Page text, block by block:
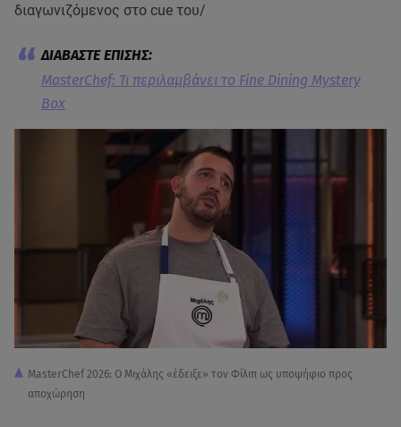
διαγωνιζόμενος στο cue του/
MasterChef: Τι περιλαμβάνει το Fine Dining Mystery
Box
MasterChef 2026: Ο Μιχάλης «έδειξε» τον Φίλιπ ως υποψήφιο προς
αποχώρηση